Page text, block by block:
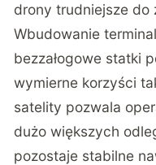
drony trudniejsze do
Wbudowanie
bezzałogowe statki
wymierne korzyści
satelity pozwala
dużo większych
pozostaje stabilne